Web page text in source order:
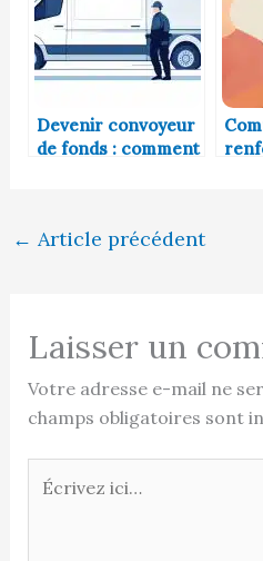
Devenir convoyeur
de fonds : comment
← Article précédent
Laisser un
Votre adresse e-mail ne
champs obligatoires sont
ici…